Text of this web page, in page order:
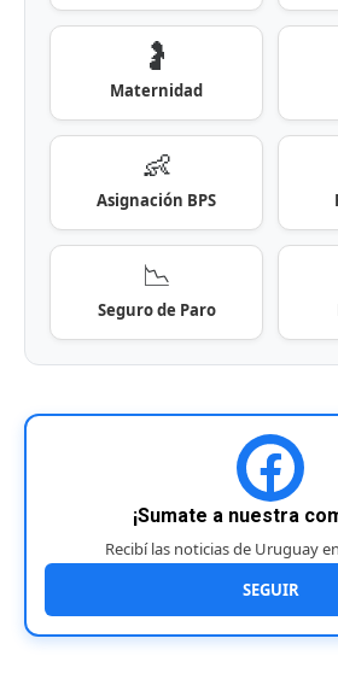
🤰
Maternidad
👶
Asignación BPS
📉
Seguro de Paro
¡Sumate a nuestra
Recibí las noticias de Uruguay
SEGUIR